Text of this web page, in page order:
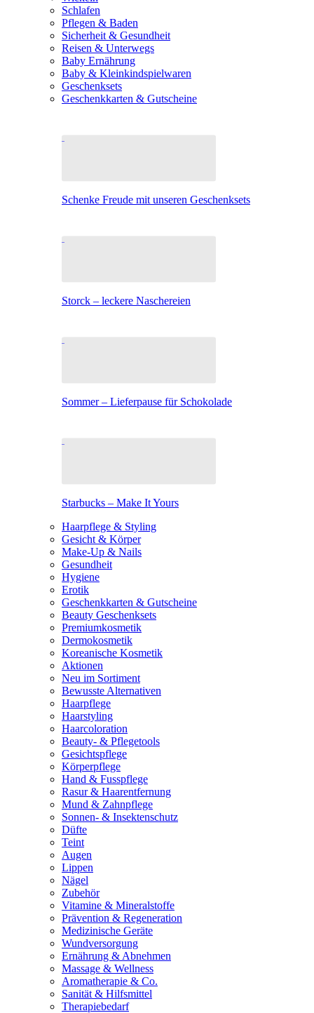
Schlafen
Pflegen & Baden
Sicherheit & Gesundheit
Reisen & Unterwegs
Baby Ernährung
Baby & Kleinkindspielwaren
Geschenksets
Geschenkkarten & Gutscheine
Schenke Freude mit unseren Geschenksets
Storck – leckere Naschereien
Sommer – Lieferpause für Schokolade
Starbucks – Make It Yours
Haarpflege & Styling
Gesicht & Körper
Make-Up & Nails
Gesundheit
Hygiene
Erotik
Geschenkkarten & Gutscheine
Beauty Geschenksets
Premiumkosmetik
Dermokosmetik
Koreanische Kosmetik
Aktionen
Neu im Sortiment
Bewusste Alternativen
Haarpflege
Haarstyling
Haarcoloration
Beauty- & Pflegetools
Gesichtspflege
Körperpflege
Hand & Fusspflege
Rasur & Haarentfernung
Mund & Zahnpflege
Sonnen- & Insektenschutz
Düfte
Teint
Augen
Lippen
Nägel
Zubehör
Vitamine & Mineralstoffe
Prävention & Regeneration
Medizinische Geräte
Wundversorgung
Ernährung & Abnehmen
Massage & Wellness
Aromatherapie & Co.
Sanität & Hilfsmittel
Therapiebedarf